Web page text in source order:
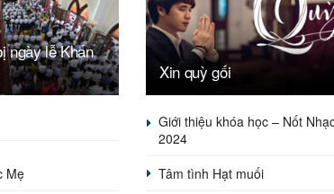
ngày lễ Khấn
Xin quỳ gối
Giới thiệu khóa học – Nốt
2024
Mẹ Tâm tình Hạt muối